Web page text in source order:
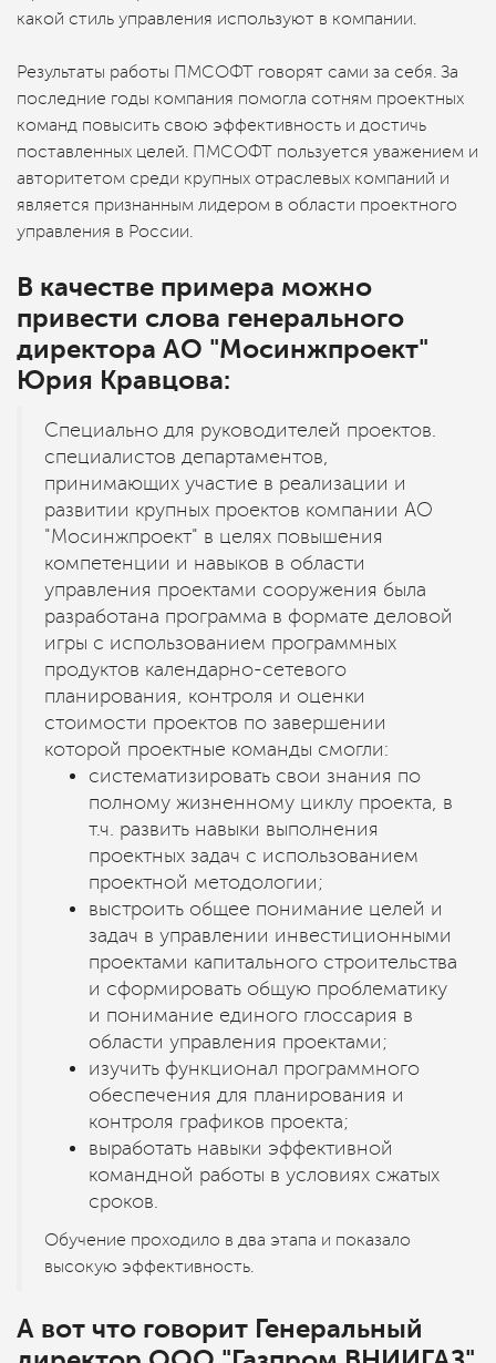
какой стиль управления используют в компании.
Результаты работы ПМСОФТ говорят сами за себя. За
последние годы компания помогла сотням проектных
команд повысить свою эффективность и достичь
поставленных целей. ПМСОФТ пользуется уважением и
авторитетом среди крупных отраслевых компаний и
является признанным лидером в области проектного
управления в России.
В качестве примера можно
привести слова генерального
директора AO "Мосинжпроект"
Юрия Кравцова:
Специально для руководителей проектов.
специалистов департаментов,
принимающих участие в реализации и
развитии крупных проектов компании AO
"Мосинжпроект" в целях повышения
компетенции и навыков в области
управления проектами сооружения была
разработана программа в формате деловой
игры с использованием программных
продуктов календарно-сетевого
планирования, контроля и оценки
стоимости проектов по завершении
которой проектные команды смогли:
систематизировать свои знания по
полному жизненному циклу проекта, в
т.ч. развить навыки выполнения
проектных задач с использованием
проектной методологии;
выстроить общее понимание целей и
задач в управлении инвестиционными
проектами капитального строительства
и сформировать общую проблематику
и понимание единого глоссария в
области управления проектами;
изучить функционал программного
обеспечения для планирования и
контроля графиков проекта;
выработать навыки эффективной
командной работы в условиях сжатых
сроков.
Обучение проходило в два этапа и показало
высокую эффективность.
А вот что говорит Генеральный